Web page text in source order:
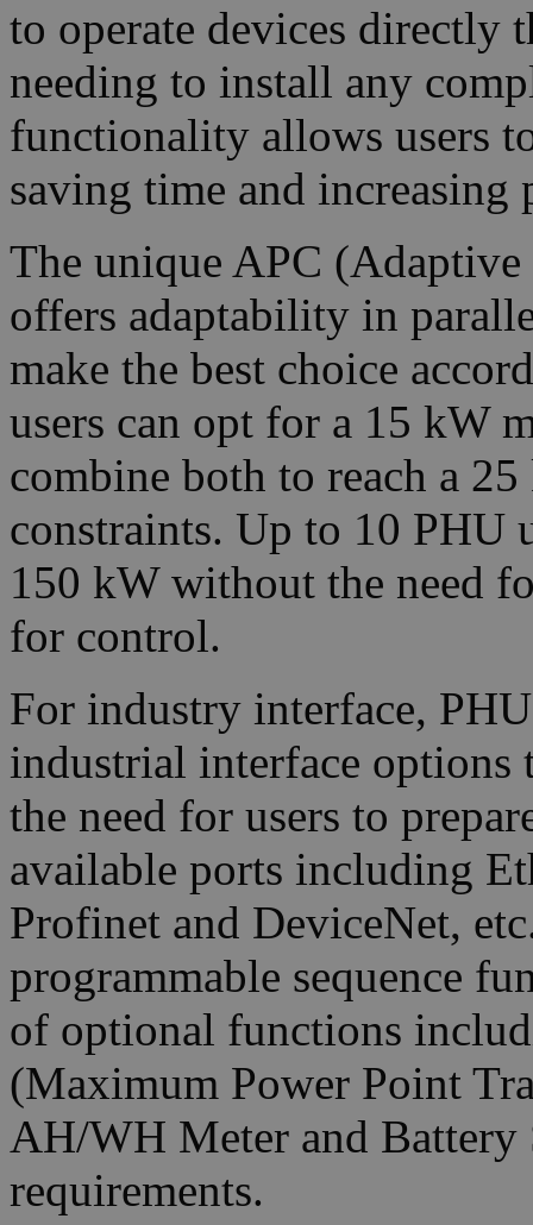
to operate devices directly
needing to install any
functionality allows users
saving time and
The unique APC
offers adaptability in
make the best choice
users can opt for a 15 kW
combine both to reach a
constraints. Up to 10 PHU
150 kW without the need
for control.
For industry interface,
industrial interface options
the need for users to
available ports including
Profinet and DeviceNet,
programmable sequence
of optional functions
(Maximum Power Point
AH/WH Meter and Battery
requirements.